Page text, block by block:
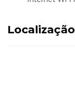
Localização